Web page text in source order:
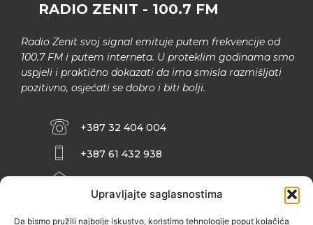
Upravljajte saglasnostima
Da bismo pružili najbolje iskustvo, koristimo tehnologije poput kolačića
RADIO ZENIT - 100.7 FM
Radio Zenit svoj signal emituje putem frekvencije od
100.7 FM i putem interneta. U proteklim godinama smo
uspjeli i praktično dokazati da ima smisla razmišljati
pozitivno, osjećati se dobro i biti bolji.
+387 32 404 004
+387 61 432 938
INFO@ZENIT.BA
ZENIČANKA, 3. SPRAT), 72000 ZENICA